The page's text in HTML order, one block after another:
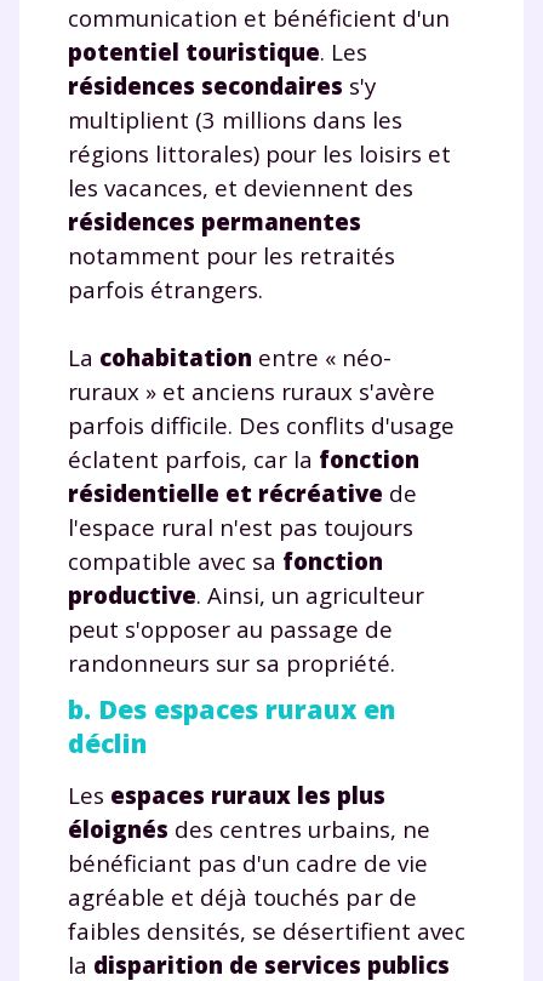
communication et bénéficient d'un
potentiel touristique. Les
résidences secondaires s'y
multiplient (3 millions dans les
régions littorales) pour les loisirs et
les vacances, et deviennent des
résidences permanentes
notamment pour les retraités
parfois étrangers.
La cohabitation entre « néo-
ruraux » et anciens ruraux s'avère
parfois difficile. Des conflits d'usage
éclatent parfois, car la fonction
résidentielle et récréative de
l'espace rural n'est pas toujours
compatible avec sa fonction
productive. Ainsi, un agriculteur
peut s'opposer au passage de
randonneurs sur sa propriété.
b. Des espaces ruraux en
déclin
Les espaces ruraux les plus
éloignés des centres urbains, ne
bénéficiant pas d'un cadre de vie
agréable et déjà touchés par de
faibles densités, se désertifient avec
la disparition de services publics